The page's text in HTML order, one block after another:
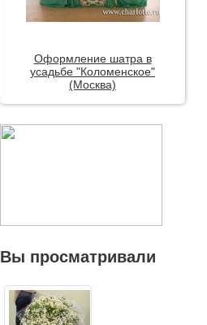
Оформление шатра в
усадьбе "Коломенское"
(Москва)
Вы просматривали